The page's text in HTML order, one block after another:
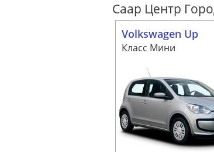
Саар Центр
Volkswagen Up
Класс Мини